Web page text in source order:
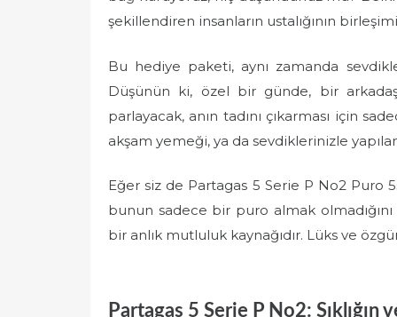
şekillendiren insanların ustalığının
Bu hediye paketi, aynı zamanda
Düşünün ki, özel bir günde, bir
parlayacak, anın tadını çıkarması için
akşam yemeği, ya da sevdiklerinizle
Eğer siz de Partagas 5 Serie P No2 Puro
bunun sadece bir puro almak
bir anlık mutluluk kaynağıdır. Lüks ve
Partagas 5 Serie P No2: Şıklığın